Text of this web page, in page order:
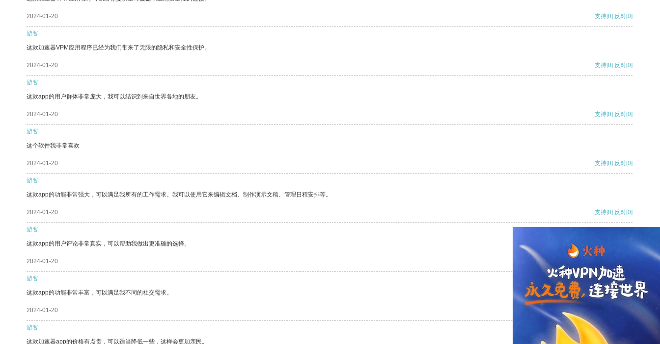
2024-01-20 支持[0] 反对[0]
游客
这款加速器VPM应用程序已经为我们带来了无限的隐私和安全性保护。
2024-01-20 支持[0] 反对[0]
游客
这款app的用户群体非常庞大，我可以结识到来自世界各地的朋友。
2024-01-20 支持[0] 反对[0]
游客
这个软件我非常喜欢
2024-01-20 支持[0] 反对[0]
游客
这款app的功能非常强大，可以满足我所有的工作需求。我可以使用它来编辑文档、制作演示文稿、管理日程安排等。
2024-01-20 支持[0] 反对[0]
游客
这款app的用户评论非常真实，可以帮助我做出更准确的选择。
2024-01-20
游客
这款app的功能非常丰富，可以满足我不同的社交需求。
2024-01-20 反对
游客
这款加速器app的价格有点贵，可以适当降低一些，这样会更加亲民。